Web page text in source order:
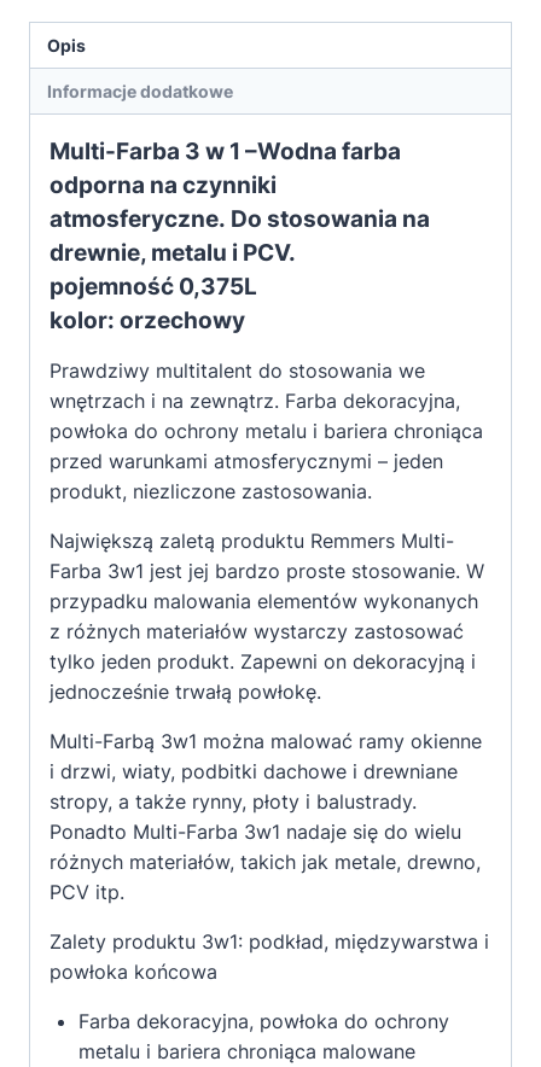
Opis
Informacje dodatkowe
Multi-Farba 3 w 1 –Wodna farba
odporna na czynniki
atmosferyczne. Do stosowania na
drewnie, metalu i PCV.
pojemność 0,375L
kolor: orzechowy
Prawdziwy multitalent do stosowania we
wnętrzach i na zewnątrz. Farba dekoracyjna,
powłoka do ochrony metalu i bariera chroniąca
przed warunkami atmosferycznymi – jeden
produkt, niezliczone zastosowania.
Największą zaletą produktu Remmers Multi-
Farba 3w1 jest jej bardzo proste stosowanie. W
przypadku malowania elementów wykonanych
z różnych materiałów wystarczy zastosować
tylko jeden produkt. Zapewni on dekoracyjną i
jednocześnie trwałą powłokę.
Multi-Farbą 3w1 można malować ramy okienne
i drzwi, wiaty, podbitki dachowe i drewniane
stropy, a także rynny, płoty i balustrady.
Ponadto Multi-Farba 3w1 nadaje się do wielu
różnych materiałów, takich jak metale, drewno,
PCV itp.
Zalety produktu 3w1: podkład, międzywarstwa i
powłoka końcowa
Farba dekoracyjna, powłoka do ochrony
metalu i bariera chroniąca malowane